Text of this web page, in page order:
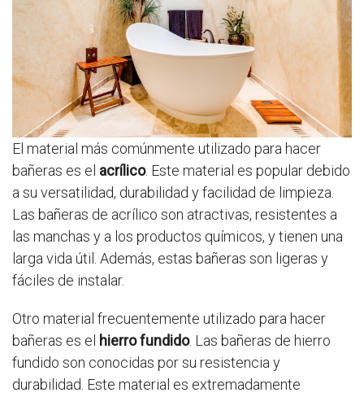
El material más comúnmente utilizado para hacer
bañeras es el acrílico. Este material es popular debido
a su versatilidad, durabilidad y facilidad de limpieza.
Las bañeras de acrílico son atractivas, resistentes a
las manchas y a los productos químicos, y tienen una
larga vida útil. Además, estas bañeras son ligeras y
fáciles de instalar.
Otro material frecuentemente utilizado para hacer
bañeras es el hierro fundido. Las bañeras de hierro
fundido son conocidas por su resistencia y
durabilidad. Este material es extremadamente